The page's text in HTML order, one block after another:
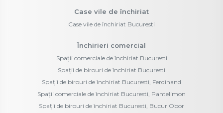
Case vile de închiriat
Case vile de închiriat Bucuresti
Închirieri comercial
Spații comerciale de închiriat Bucuresti
Spații de birouri de închiriat Bucuresti
Spații de birouri de închiriat Bucuresti, Ferdinand
Spații comerciale de închiriat Bucuresti, Pantelimon
Spații de birouri de închiriat Bucuresti, Bucur Obor